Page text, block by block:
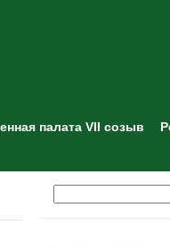
палата VII созыв